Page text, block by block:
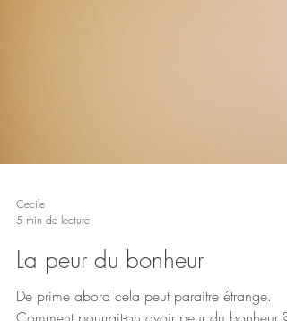
Cecile
5 min de lecture
La peur du bonheur